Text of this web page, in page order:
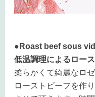
●Roast beef sous
低温調理によるロー
柔らかくて綺麗なロ
ローストビーフを作